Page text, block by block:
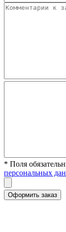
* Поля
персональных